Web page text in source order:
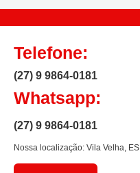
Telefone:
(27) 9 9864-0181
Whatsapp:
(27) 9 9864-0181
Nossa localização: Vila Velha, ES